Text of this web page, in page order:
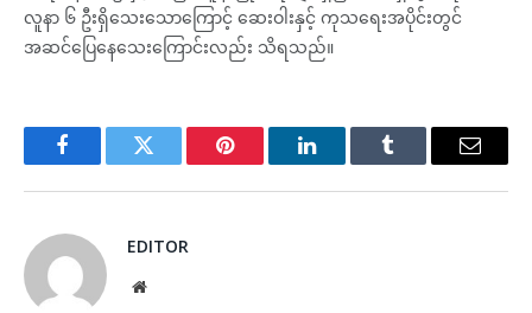
လူနာ ၆ ဦးရှိသေးသောကြောင့် ဆေးဝါးနှင့် ကုသရေးအပိုင်းတွင်
အဆင်ပြေနေသေးကြောင်းလည်း သိရသည်။
FacebookTwitter Pinterest LinkedInTumblr Email
EDITOR
Website